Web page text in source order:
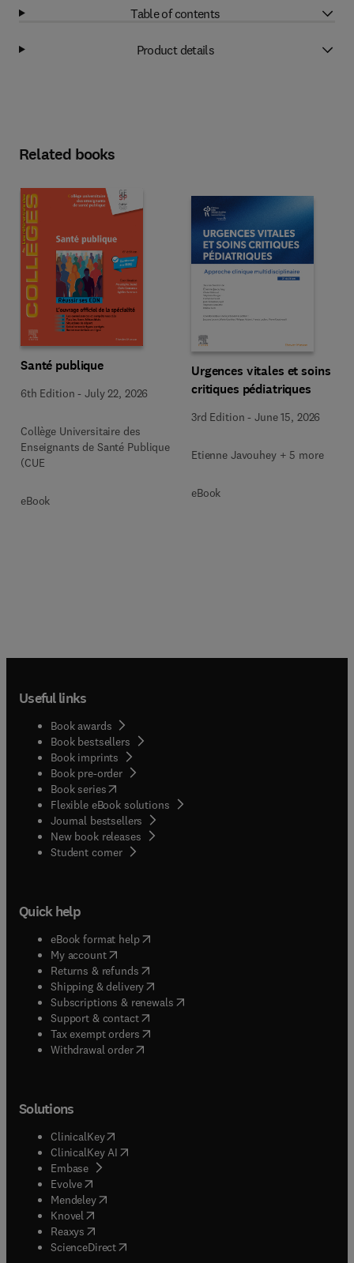
Table of contents
Product details
Related books
Santé publique
6th Edition -July 22, 2026
Collège Universitaire des
Enseignants de Santé Publique
(CUE
eBook
Urgences vitales et soins
critiques pédiatriques
3rd Edition -June 15, 2026
Etienne Javouhey + 5 more
eBook
Useful links
Book awards
Book bestsellers
Book imprints
Book pre-order
Book series(opens in new tab/window
Flexible eBook solutions
Journal bestsellers
New book releases
Student corner( opens in new tab/window
Quick help
eBook format help( opens in new tab/window
My account( opens in new tab/window
Returns & refunds( opens in new tab/window
Shipping & delivery(opens in new tab/window
Subscriptions & renewals( opens in new tab/window
Support & contact( opens in new tab/window
Tax exempt orders( opens in new tab/window
Withdrawal order
Solutions
ClinicalKey(opens in new tab/window
ClinicalKey AI opens in new tab/window
Embase( opens in new tab/window
Evolve(opens in new tab/window
Mendeley( opens in new tab/window
Knovel (opens in new tab/window
Reaxys (opens in new tab/window
ScienceDirect(opens in new tab/window